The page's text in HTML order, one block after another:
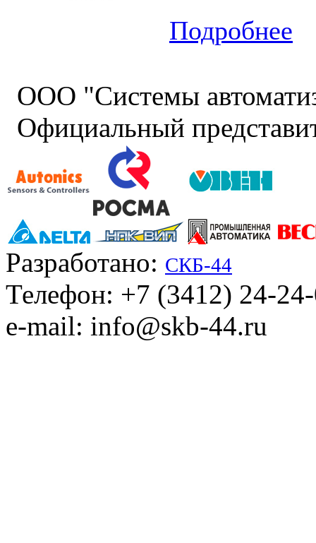
Подробнее
ООО "Системы
Официальный
Разработано: СКБ-44
Телефон: +7 (3412) 24-
e-mail: info@skb-44.ru